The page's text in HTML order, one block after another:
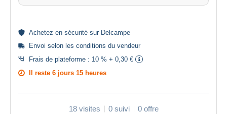
Achetez en sécurité sur Delcampe
Envoi selon les conditions du vendeur
Frais de plateforme : 10 % + 0,30 €
Il reste 6 jours 15 heures
18 visites 0 suivi 0 offre